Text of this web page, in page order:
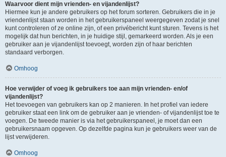
Waarvoor dient mijn vrienden- en vijandenlijst?
Hiermee kun je andere gebruikers op het forum sorteren. Gebruikers die in je
vriendenlijst staan worden in het gebruikerspaneel weergegeven zodat je snel
kunt controleren of ze online zijn, of een privébericht kunt sturen. Tevens is het
mogelijk dat hun berichten, in je huidige stijl, gemarkeerd worden. Als je een
gebruiker aan je vijandenlijst toevoegt, worden zijn of haar berichten
standaard verborgen.
Omhoog
Hoe verwijder of voeg ik gebruikers toe aan mijn vrienden- en/of
vijandenlijst?
Het toevoegen van gebruikers kan op 2 manieren. In het profiel van iedere
gebruiker staat een link om de gebruiker aan je vrienden- of vijandenlijst toe te
voegen. De tweede manier is via het gebruikerspaneel, je moet dan een
gebruikersnaam opgeven. Op dezelfde pagina kun je gebruikers weer van de
lijst verwijderen.
Omhoog